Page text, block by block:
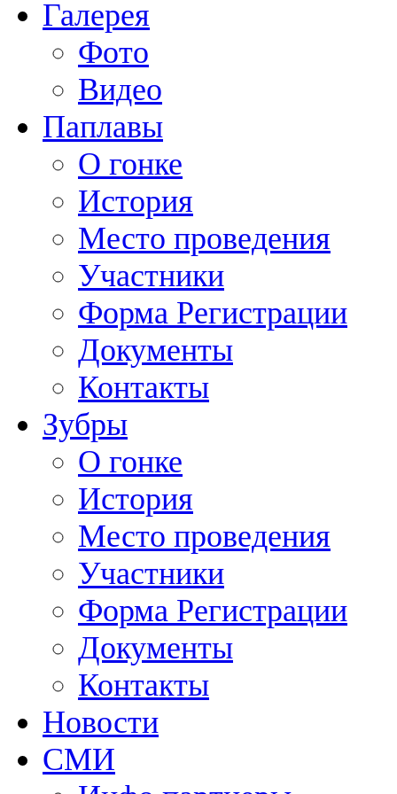
Галерея
Фото
Видео
Паплавы
О гонке
История
Место проведения
Участники
Форма Регистрации
Документы
Контакты
Зубры
О гонке
История
Место проведения
Участники
Форма Регистрации
Документы
Контакты
Новости
СМИ